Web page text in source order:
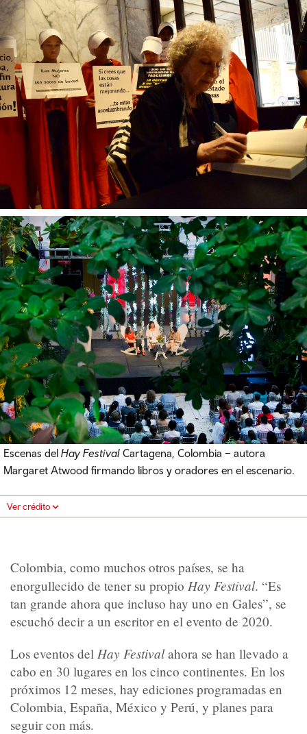
Escenas del Hay Festival Cartagena, Colombia – autora
Margaret Atwood firmando libros y oradores en el escenario.
Ver crédito
Colombia, como muchos otros países, se ha
enorgullecido de tener su propio Hay Festival. “Es
tan grande ahora que incluso hay uno en Gales”, se
escuchó decir a un escritor en el evento de 2020.
Los eventos del Hay Festivalahora se han llevado a
cabo en 30 lugares en los cinco continentes. En los
próximos 12 meses, hay ediciones programadas en
Colombia, España, México y Perú, y planes para
seguir con más.